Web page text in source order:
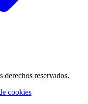
reservados.
cookies